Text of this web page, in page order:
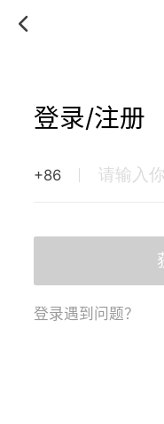
登录/注册
+86
登录遇到问题？